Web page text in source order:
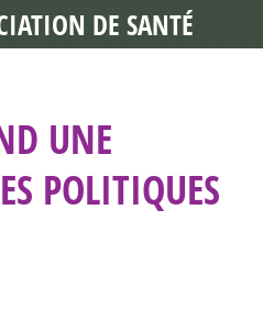
UNE
POLITIQUES
DE SANTÉ